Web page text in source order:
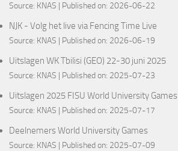
Source: KNAS Published on: 2026-06-22
NJK - Volg het live via Fencing Time Live
Source: KNAS Published on: 2026-06-19
Uitslagen WK Tbilisi (GEO) 22-30 juni 2025
Source: KNAS Published on: 2025-07-23
Uitslagen 2025 FISU World University Games
Source: KNAS Published on: 2025-07-17
Deelnemers World University Games
Source: KNAS Published on: 2025-07-09